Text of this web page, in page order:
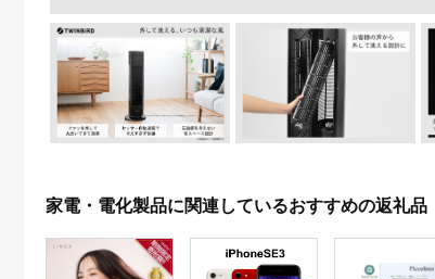
家電・電化製品に関連しているおすすめの返礼品